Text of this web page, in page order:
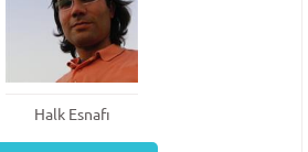
Halk Esnafı